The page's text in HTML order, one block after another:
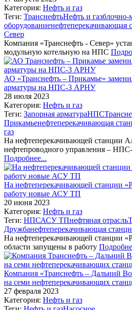
Категория: Нефть и газ
Теги: ТранснефтьНефть и газблочно-
оборудованиенефтеперекачивающая
Север
Компания «Транснефть - Север»
модульную котельную на НПС
АО «Транснефть – Прикамье»
арматуры на НПС-3 АРНУ
28 июля 2023
Категория: Нефть и газ
Теги: Запорная арматураНПС
Прикамьенефтеперекачивающая
газ
На нефтеперекачивающей станции
нефтепроводного управления –
Подробнее...
На нефтеперекачивающей станции
работу новые АСУ ТП
20 июня 2023
Категория: Нефть и газ
Теги: НПСАСУ ТПнефтяная отрасль
Дружбанефтеперекачивающая
На нефтеперекачивающей станции
области запущены в работу
Компания «Транснефть – Дальний
на семи нефтеперекачивающих
27 февраля 2023
Категория: Нефть и газ